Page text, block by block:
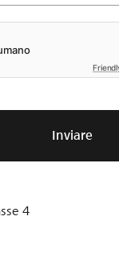
Inviare
4